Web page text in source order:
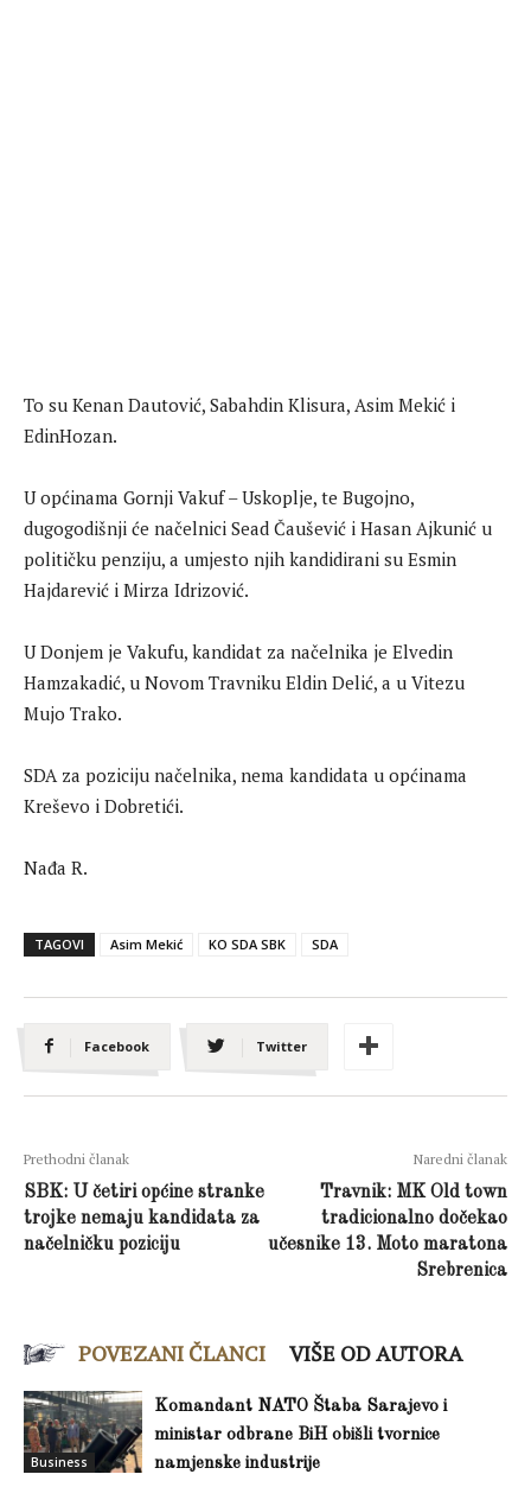
To su Kenan Dautović, Sabahdin Klisura, Asim Mekić i
EdinHozan.
U općinama Gornji Vakuf – Uskoplje, te Bugojno,
dugogodišnji će načelnici Sead Čaušević i Hasan Ajkunić u
političku penziju, a umjesto njih kandidirani su Esmin
Hajdarević i Mirza Idrizović.
U Donjem je Vakufu, kandidat za načelnika je Elvedin
Hamzakadić, u Novom Travniku Eldin Delić, a u Vitezu
Mujo Trako.
SDA za poziciju načelnika, nema kandidata u općinama
Kreševo i Dobretići.
Nađa R.
TAGOVI Asim Mekić KO SDA SBK SDA
Facebook Twitter
Prethodni članak
SBK: U četiri općine stranke
trojke nemaju kandidata za
načelničku poziciju
Naredni članak
Travnik: MK Old town
tradicionalno dočekao
učesnike 13. Moto maratona
Srebrenica
POVEZANI ČLANCI VIŠE OD AUTORA
Business
Komandant NATO Štaba Sarajevo i
ministar odbrane BiH obišli tvornice
namjenske industrije